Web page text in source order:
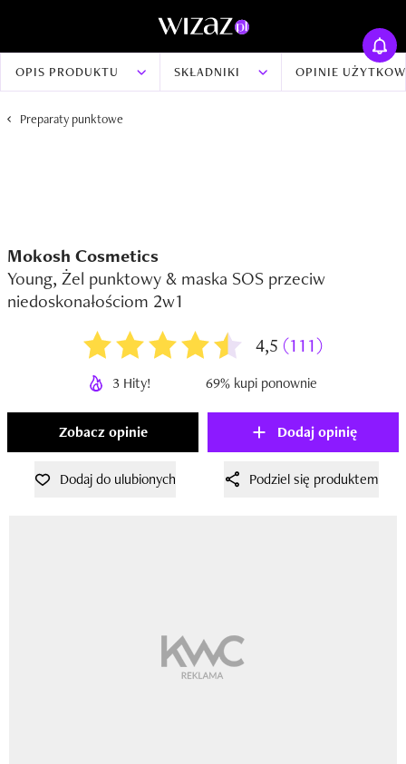
OPIS PRODUKTU SKŁADNIKI OPINIE
Preparaty punktowe
Mokosh Cosmetics
Young, Żel punktowy & maska SOS przeciw
niedoskonałościom 2w1
4,5 (111)
3 Hity! 69% kupi ponownie
Zobacz opinie Dodaj opinię
Dodaj do ulubionych Podziel się produktem